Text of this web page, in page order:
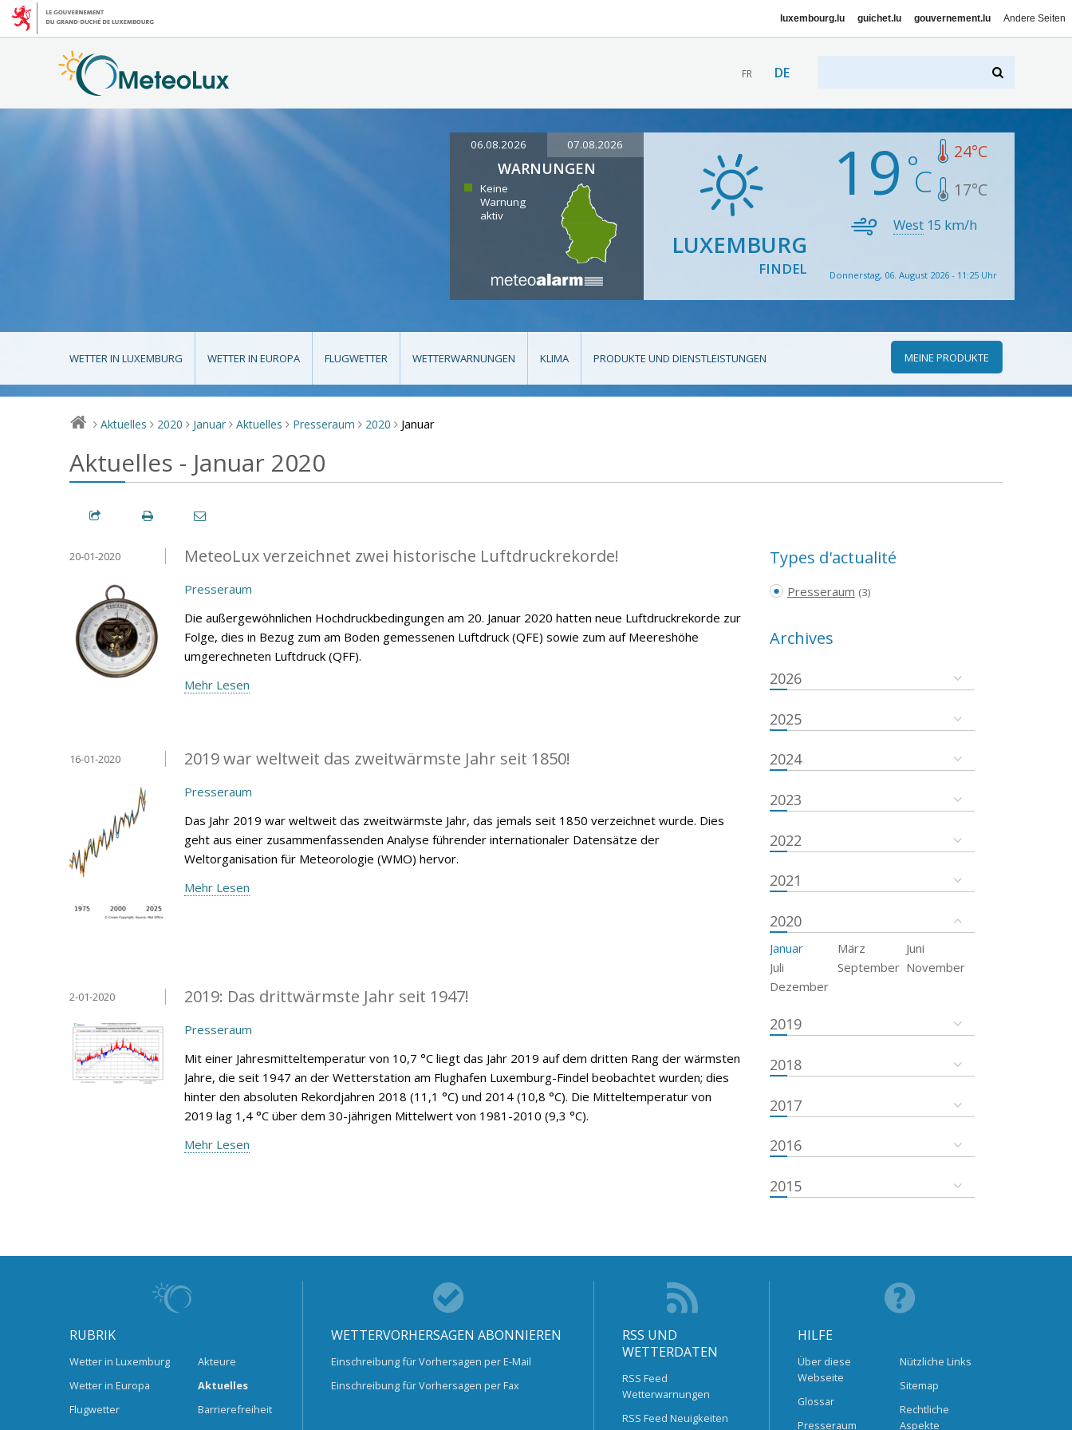
luxembourg.lu guichet.lu gouvernement.lu Andere Seiten
FR DE
06.08.2026 07.08.2026
WARNUNGEN
Keine
Warnung
aktiv
LUXEMBURG
FINDEL
19 24°C
17°C
West 15 km/h
Donnerstag, 06. August 2026 - 11:25 Uhr
WETTER IN LUXEMBURG WETTER IN EUROPA FLUGWETTER WETTERWARNUNGEN KLIMA PRODUKTE UND DIENSTLEISTUNGEN MEINE PRODUKTE
> Aktuelles > 2020 > Januar > Aktuelles > Presseraum > 2020 > Januar
Aktuelles - Januar 2020
MeteoLux verzeichnet zwei historische Luftdruckrekorde!
20-01-2020
Presseraum
Die außergewöhnlichen Hochdruckbedingungen am 20. Januar 2020 hatten neue Luftdruckrekorde zur
Folge, dies in Bezug zum am Boden gemessenen Luftdruck (QFE) sowie zum auf Meereshöhe
umgerechneten Luftdruck (QFF).
Mehr Lesen
2019 war weltweit das zweitwärmste Jahr seit 1850!
16-01-2020
Presseraum
Das Jahr 2019 war weltweit das zweitwärmste Jahr, das jemals seit 1850 verzeichnet wurde. Dies
geht aus einer zusammenfassenden Analyse führender internationaler Datensätze der
Weltorganisation für Meteorologie (WMO) hervor.
Mehr Lesen
2019: Das drittwärmste Jahr seit 1947!
2-01-2020
Presseraum
Mit einer Jahresmitteltemperatur von 10,7 °C liegt das Jahr 2019 auf dem dritten Rang der wärmsten
Jahre, die seit 1947 an der Wetterstation am Flughafen Luxemburg-Findel beobachtet wurden; dies
hinter den absoluten Rekordjahren 2018 (11,1 °C) und 2014 (10,8 °C). Die Mitteltemperatur von
2019 lag 1,4 °C über dem 30-jährigen Mittelwert von 1981-2010 (9,3 °C).
Mehr Lesen
Types d'actualité
Presseraum (3)
Archives
2026
2025
2024
2023
2022
2021
2020
Januar März
Juni
Juli
September November
Dezember
2019
2018
2017
2016
2015
RUBRIK
Wetter in Luxemburg
Wetter in Europa
Flugwetter
Akteure
Aktuelles
Barrierefreiheit
WETTERVORHERSAGEN ABONNIEREN
Einschreibung für Vorhersagen per E-Mail
Einschreibung für Vorhersagen per Fax
RSS UND
WETTERDATEN
RSS Feed
Wetterwarnungen
RSS Feed Neuigkeiten
HILFE
Über diese
Webseite
Glossar
Presseraum
Nützliche Links
Sitemap
Rechtliche
Aspekte